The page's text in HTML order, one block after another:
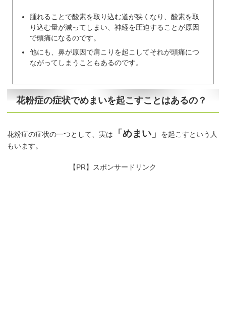
腫れることで酸素を取り込む道が狭くなり、酸素を取
り込む量が減ってしまい、神経を圧迫することが原因
で頭痛になるのです。
他にも、鼻が原因で肩こりを起こしてそれが頭痛につ
ながってしまうこともあるのです。
花粉症の症状でめまいを起こすことはあるの？
花粉症の症状の一つとして、実は 「めまい」
を起こすという人
もいます。
【PR】スポンサードリンク